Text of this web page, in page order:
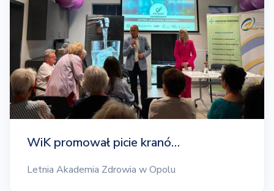
WiK promował picie kranó…
Letnia Akademia Zdrowia w Opolu